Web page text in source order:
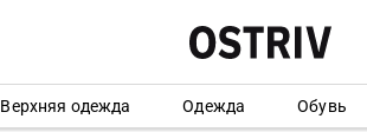
Верхняя одежда Одежда Обувь